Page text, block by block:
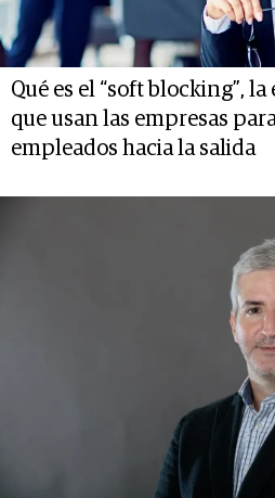
Qué es el “soft blocking”,
que usan las empresas
empleados hacia la salida